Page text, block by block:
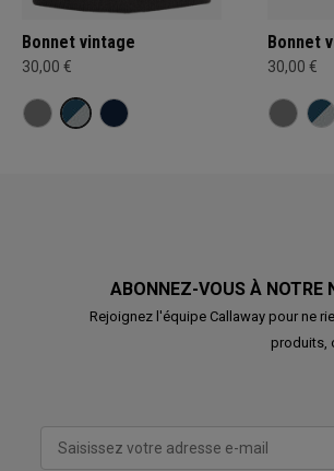
Bonnet vintage
30,00 €
Bonnet
30,00 €
ABONNEZ-VOUS À NOTRE
Rejoignez l'équipe Callaway pour ne
produits,